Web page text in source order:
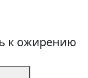
к ожирению